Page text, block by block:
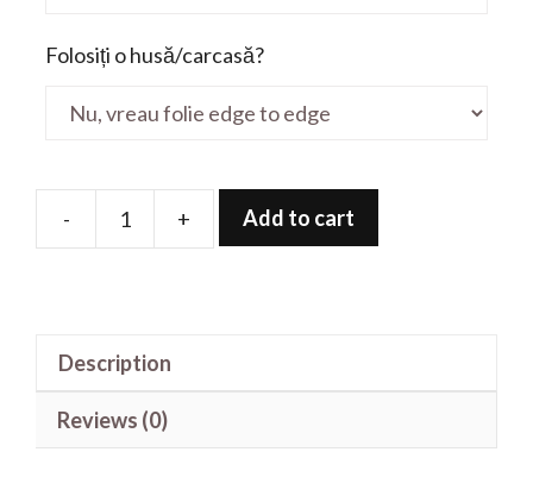
Folosiți o husă/carcasă?
-
Folie
+ Add to cart
Description
Reviews (0)